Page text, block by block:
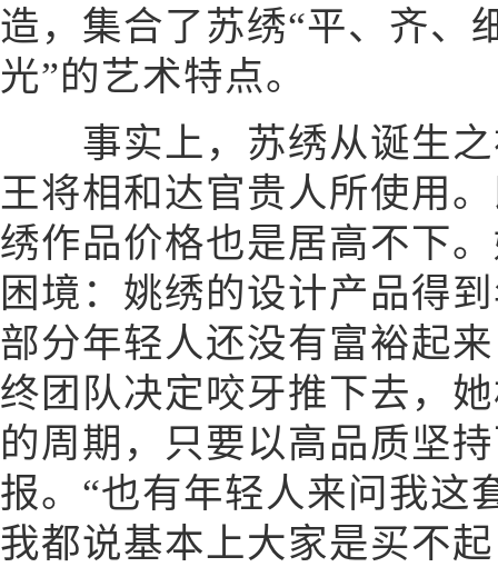
造，集合了苏绣“平、齐、
光”的艺术特点。
事实上，苏绣从诞生之
王将相和达官贵人所使用
绣作品价格也是居高不下
困境：姚绣的设计产品得
部分年轻人还没有富裕起
终团队决定咬牙推下去，
的周期，只要以高品质坚
报。“也有年轻人来问我这
我都说基本上大家是买不